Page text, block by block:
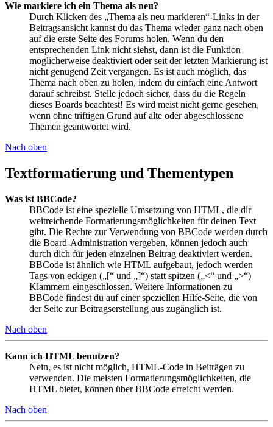
Wie markiere ich ein Thema als neu?
Durch Klicken des „Thema als neu markieren“-Links in der
Beitragsansicht kannst du das Thema wieder ganz nach oben
auf die erste Seite des Forums holen. Wenn du den
entsprechenden Link nicht siehst, dann ist die Funktion
möglicherweise deaktiviert oder seit der letzten Markierung ist
nicht genügend Zeit vergangen. Es ist auch möglich, das
Thema nach oben zu holen, indem du einfach eine Antwort
darauf schreibst. Stelle jedoch sicher, dass du die Regeln
dieses Boards beachtest! Es wird meist nicht gerne gesehen,
wenn ohne triftigen Grund auf alte oder abgeschlossene
Themen geantwortet wird.
Nach oben
Textformatierung und Thementypen
Was ist BBCode?
BBCode ist eine spezielle Umsetzung von HTML, die dir
weitreichende Formatierungsmöglichkeiten für deinen Text
gibt. Die Rechte zur Verwendung von BBCode werden durch
die Board-Administration vergeben, können jedoch auch
durch dich für jeden einzelnen Beitrag deaktiviert werden.
BBCode ist ähnlich wie HTML aufgebaut, jedoch werden
Tags von eckigen („[“ und „]“) statt spitzen („<“ und „>“)
Klammern eingeschlossen. Weitere Informationen zu
BBCode findest du auf einer speziellen Hilfe-Seite, die von
der Seite zur Beitragserstellung aus zugänglich ist.
Nach oben
Kann ich HTML benutzen?
Nein, es ist nicht möglich, HTML-Code in Beiträgen zu
verwenden. Die meisten Formatierungsmöglichkeiten, die
HTML bietet, können über BBCode erreicht werden.
Nach oben